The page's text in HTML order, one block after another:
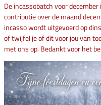
De incassobatch voor
contributie over de maand
incasso wordt uitgevoerd op
of twijfel je of dit voor jou van
met ons op. Bedankt voor het